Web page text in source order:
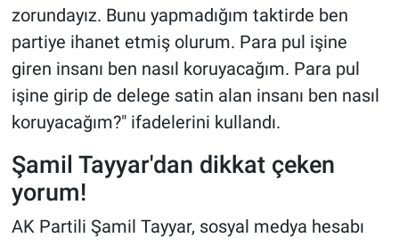
zorundayız. Bunu yapmadığım taktirde ben
partiye ihanet etmiş olurum. Para pul işine
giren insanı ben nasıl koruyacağım. Para pul
işine girip de delege satin alan insanı ben nasıl
koruyacağım?" ifadelerini kullandı.
Şamil Tayyar'dan dikkat çeken
yorum!
AK Partili Şamil Tayyar, sosyal medya hesabı